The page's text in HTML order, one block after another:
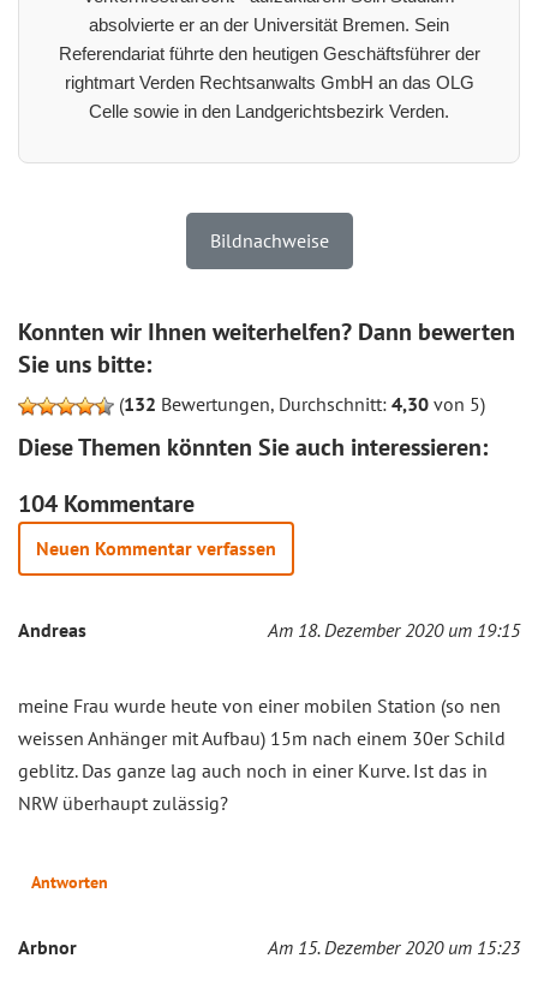
absolvierte er an der Universität Bremen. Sein
Referendariat führte den heutigen Geschäftsführer der
rightmart Verden Rechtsanwalts GmbH an das OLG
Celle sowie in den Landgerichtsbezirk Verden.
Bildnachweise
Konnten wir Ihnen weiterhelfen? Dann bewerten
Sie uns bitte:
(132 Bewertungen, Durchschnitt: 4,30 von 5)
Diese Themen könnten Sie auch interessieren:
104 Kommentare
Neuen Kommentar verfassen
Andreas Am 18. Dezember 2020 um 19:15
meine Frau wurde heute von einer mobilen Station (so nen
weissen Anhänger mit Aufbau) 15m nach einem 30er Schild
geblitz. Das ganze lag auch noch in einer Kurve. Ist das in
NRW überhaupt zulässig?
Antworten
Arbnor Am 15. Dezember 2020 um 15:23